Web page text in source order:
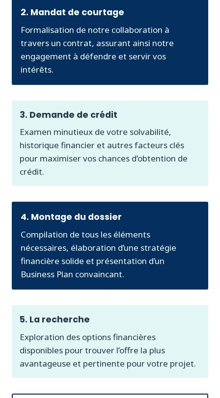
2. Mandat de courtage
Formalisation de notre collaboration à
travers un contrat, assurant ainsi notre
engagement à défendre et servir vos
intérêts.
3. Demande de crédit
Examen minutieux de votre solvabilité,
historique financier et autres facteurs clés
pour maximiser vos chances d’obtention de
crédit.
4. Montage du dossier
Compilation de tous les éléments
nécessaires, élaboration d’une stratégie
financière solide et présentation d’un
Business Plan convaincant.
5. La recherche
Exploration des options financières
disponibles pour trouver l’offre la plus
avantageuse et pertinente pour votre projet.